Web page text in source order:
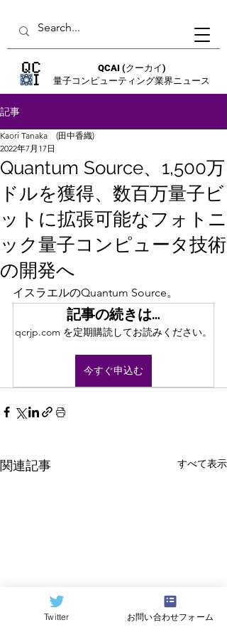
QCAI (クーカイ)
量子コンピューティング業界ニュース
記事
Quantum Source、1,500万
ドルを獲得、数百万量子ビ
ットに拡張可能なフォトニ
ック量子コンピュータ技術
の開発へ
Kaori Tanaka (田中香織)
2022年7月17日
イスラエルのQuantum Source。
記事の続きは…
qcrjp.com を定期購読してお読みください。
今すぐ申込む
関連記事 すべて表示
Twitter お問い合わせフォーム